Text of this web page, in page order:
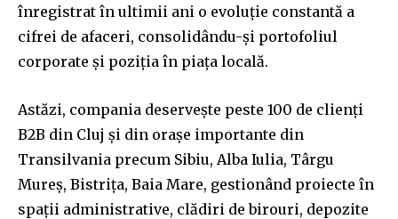
înregistrat în ultimii ani o evoluție constantă a
cifrei de afaceri, consolidându-și portofoliul
corporate și poziția în piața locală.
Astăzi, compania deservește peste 100 de clienți
B2B din Cluj și din orașe importante din
Transilvania precum Sibiu, Alba Iulia, Târgu
Mureș, Bistrița, Baia Mare, gestionând proiecte în
spații administrative, clădiri de birouri, depozite